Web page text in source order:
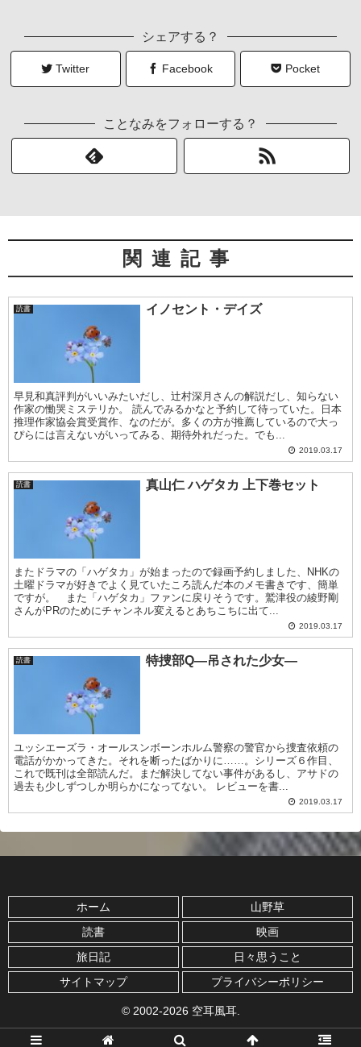
シェアする？
Twitter Facebook Pocket
ことなみをフォローする？
関連記事
読書 イノセント・デイズ
早見和真評判がいいみたいだし、辻村深月さんの解説だし、知らない
作家の慟哭ミステリか。 読んでみるかなと予約して待っていた。日本
推理作家協会賞受賞作、なのだが。多くの方が推薦しているので大っ
ぴらには言えないがいってみる、期待外れだった。でも...
2019.03.17
読書 真山仁 ハゲタカ 上下巻セット
またドラマの「ハゲタカ」が始まったので録画予約しました、NHKの
土曜ドラマが好きでよく見ていたころ読んだ本のメモ書きです、簡単
ですが。 また「ハゲタカ」ファンに戻りそうです。鷲津役の綾野剛
さんがPRのためにチャンネル変えるとあちこちに出て...
2019.03.17
読書 特捜部Q―吊された少女―
ユッシエーズラ・オールスンボーンホルム警察の警官から捜査依頼の
電話がかかってきた。それを断ったばかりに……。シリーズ６作目、
これで既刊は全部読んだ。まだ解決してない事件があるし、アサドの
過去も少しずつしか明らかになってない。 レビューを書...
2019.03.17
ホーム
山野草
読書
映画
旅日記
日々思うこと
サイトマップ
プライバシーポリシー
© 2002-2026 空耳風耳.